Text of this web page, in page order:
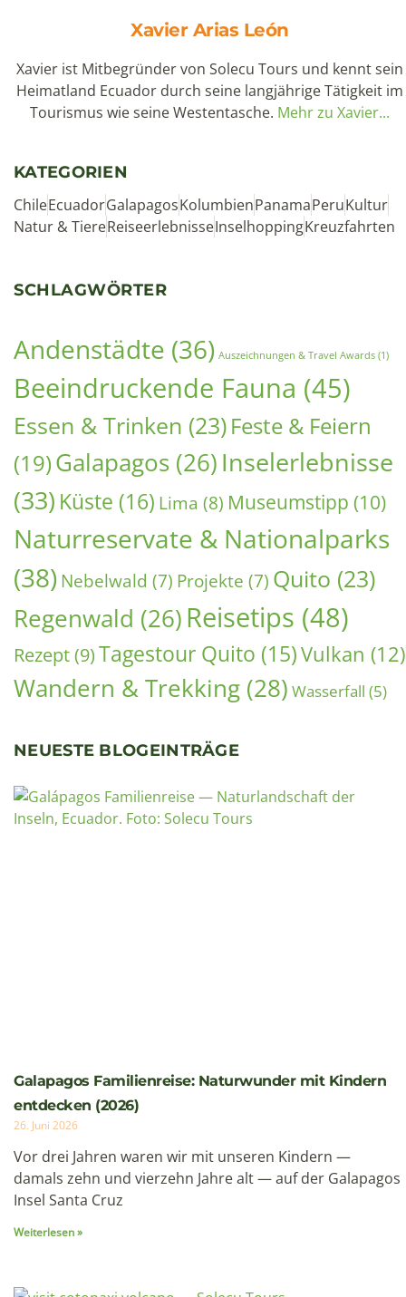
Chile
EcuadorGalapagos Kolumbien Panama PeruKultur
Natur & Tiere
Reiseerlebnisse InselhoppingKreuzfahrten
SCHLAGWÖRTER
Andenstädte(36) Auszeichnungen & Travel Awards(1)
Essen & Trinken
(19)Galapagos (26)
(33) Küste(16) Lima(8)Museumstipp
Naturreservate & Nationalparks
(38)Nebelwald(7) Projekte(7) Quito(23)
Regenwald(26)Reisetips(48)
Rezept(9)Tagestour Quito(15)Vulkan(12)
Wandern & Trekking (28) Wasserfall(5)
NEUESTE BLOGEINTRÄGE
Insel Santa Cruz
Weiterlesen »